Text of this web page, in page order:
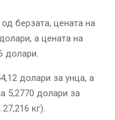
берзата, цената на
а цената на
долари.
долари за унца, а
5,2770 долари за
кг).